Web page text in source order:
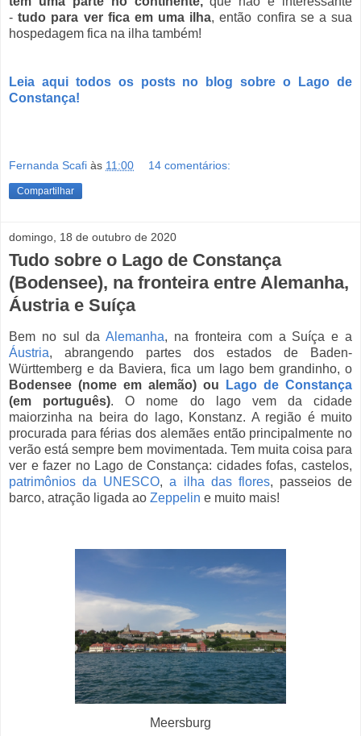
-tudo para ver fica em uma ilha, então confira se a sua
hospedagem fica na ilha também!
Leia aqui todos os posts no blog sobre o Lago de
Constança!
Fernanda Scafi às 11:00 14 comentários:
Compartilhar
domingo, 18 de outubro de 2020
Tudo sobre o Lago de Constança
(Bodensee), na fronteira entre Alemanha,
Áustria e Suíça
Bem no sul daAlemanha, na fronteira com a Suíça e a
Áustria, abrangendo partes dos estados de Baden-
Württemberg e da Baviera, fica um lago bem grandinho, o
Bodensee (nome em alemão) ou
Lago de Constança
(em português). O nome do lago vem da cidade
maiorzinha na beira do lago, Konstanz. A região é muito
procurada para férias dos alemães então principalmente no
verão está sempre bem movimentada. Tem muita coisa para
ver e fazer no Lago de Constança: cidades fofas, castelos,
patrimônios da UNESCO,a ilha das flores, passeios de
barco, atração ligada ao Zeppelin e muito mais!
Meersburg